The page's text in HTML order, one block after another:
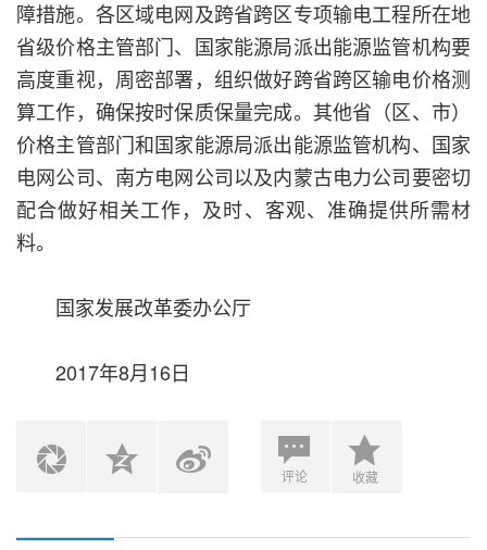
障措施。各区域电网及跨省跨区专项输电工程所在地
省级价格主管部门、国家能源局派出能源监管机构要
高度重视，周密部署，组织做好跨省跨区输电价格测
算工作，确保按时保质保量完成。其他省（区、市）
价格主管部门和国家能源局派出能源监管机构、国家
电网公司、南方电网公司以及内蒙古电力公司要密切
配合做好相关工作，及时、客观、准确提供所需材
料。
国家发展改革委办公厅
2017年8月16日
评论 收藏